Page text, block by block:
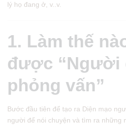
lý họ đang ở, v..v.
1. Làm thế
được “Người
phỏng vấn”
Bước đầu tiên để tạo ra Diện mạo
người để nói chuyện và tìm ra những